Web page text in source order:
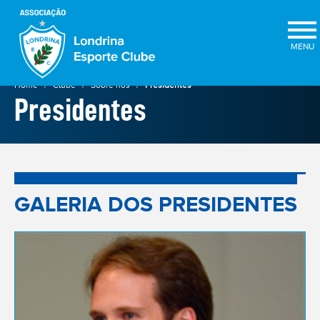
×
Home Clube Sobre nós Presidentes
Presidentes
GALERIA DOS PRESIDENTES